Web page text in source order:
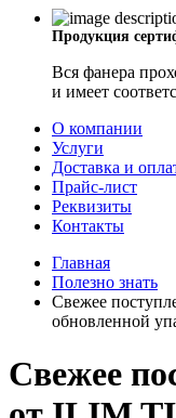
Продукция
Вся фанера
и имеет
О компании
Услуги
Доставка и
Прайс-лист
Реквизиты
Контакты
Главная
Полезно знать
Свежее
обновленной
Свежее